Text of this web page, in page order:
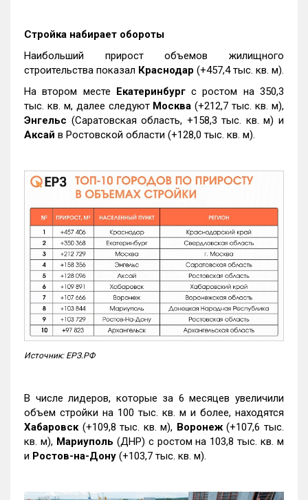
Стройка набирает обороты
Наибольший прирост объемов жилищного
строительства показал Краснодар (+457,4 тыс. кв. м).
На втором месте Екатеринбургс ростом на 350,3
тыс. кв. м, далее следуют Москва (+212,7 тыс. кв. м),
Энгельс (Саратовская область, +158,3 тыс. кв. м) и
Аксай в Ростовской области (+128,0 тыс. кв. м).
Источник: ЕРЗ.РФ
В числе лидеров, которые за 6 месяцев увеличили
объем стройки на 100 тыс. кв. м и более, находятся
Хабаровск (+109,8 тыс. кв. м), Воронеж(+107,6 тыс.
кв. м), Мариуполь (ДНР) с ростом на 103,8 тыс. кв. м
и Ростов-на-Дону (+103,7 тыс. кв. м).